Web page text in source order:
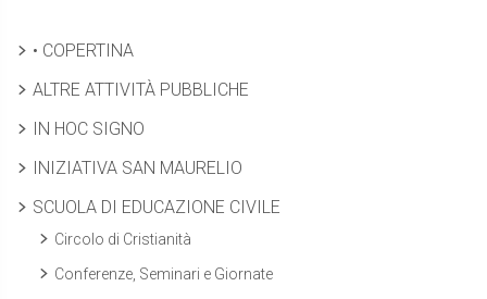
• COPERTINA
ALTRE ATTIVITÀ PUBBLICHE
IN HOC SIGNO
INIZIATIVA SAN MAURELIO
SCUOLA DI EDUCAZIONE CIVILE
Circolo di Cristianità
Conferenze, Seminari e Giornate